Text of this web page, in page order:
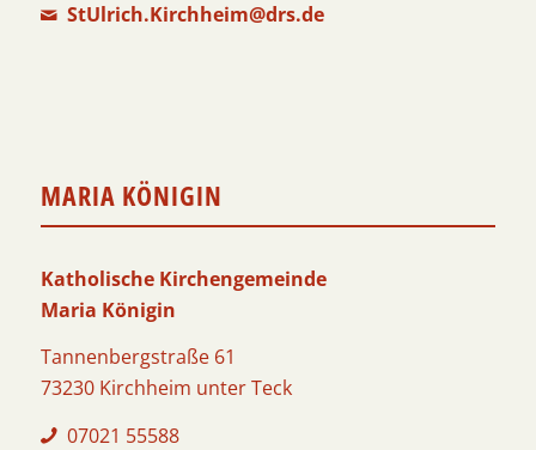
StUlrich.Kirchheim@drs.de
MARIA KÖNIGIN
Katholische Kirchengemeinde
Maria Königin
Tannenbergstraße 61
73230 Kirchheim unter Teck
07021 55588